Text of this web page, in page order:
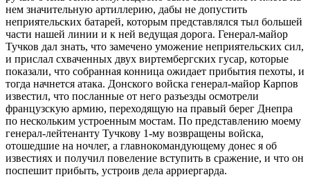
нем значительную артиллерию, дабы не допустить
неприятельских батарей, которым представлялся тыл большей
части нашей линии и к ней ведущая дорога. Генерал-майор
Тучков дал знать, что замечено уможение неприятельских сил,
и прислал схваченных двух виртембергских гусар, которые
показали, что собранная конница ожидает прибытия пехоты, и
тогда начнется атака. Донского войска генерал-майор Карпов
известил, что посланные от него разъезды осмотрели
французскую армию, переходящую на правый берег Днепра
по нескольким устроенным мостам. По представлению моему
генерал-лейтенанту Тучкову 1-му возвращены войска,
отошедшие на ночлег, а главнокомандующему донес я об
известиях и получил повеление вступить в сражение, и что он
поспешит прибыть, устроив дела арриергарда.